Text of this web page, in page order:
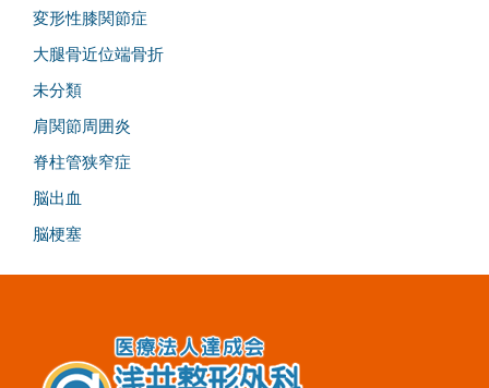
変形性膝関節症
大腿骨近位端骨折
未分類
肩関節周囲炎
脊柱管狭窄症
脳出血
脳梗塞